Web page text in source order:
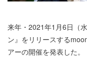
来年・2021年1月6日（
ン』をリリースする
アーの開催を発表した。